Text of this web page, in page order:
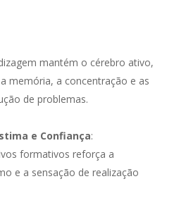
mantém o cérebro ativo,
memória, a concentração e as
de problemas.
e Confiança:
formativos reforça a
e a sensação de realização